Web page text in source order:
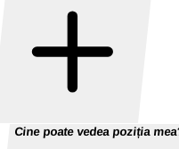
Cine poate vedea poziția